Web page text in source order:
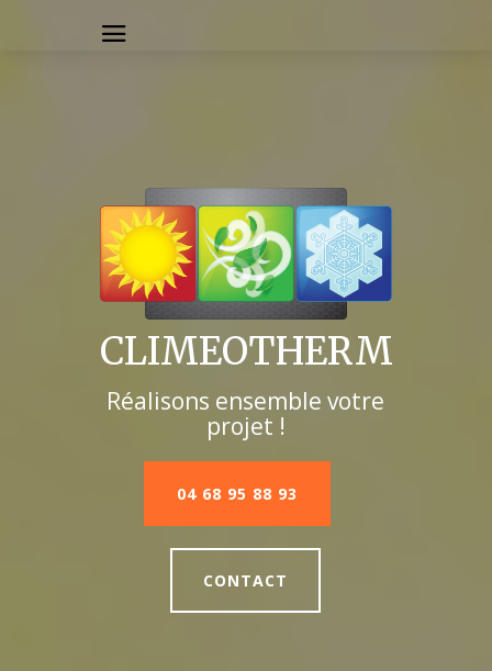
CLIMEOTHERM
Réalisons ensemble votre
projet !
04 68 95 88 93
CONTACT